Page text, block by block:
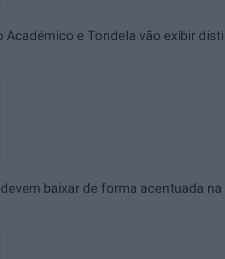
Académico e Tondela vão exibir
baixar de forma acentuada na